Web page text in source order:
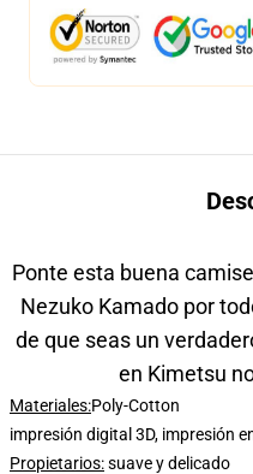
Ponte esta buena
Nezuko Kamado por
de que seas un
en Kimetsu
Materiales:Poly-Cotton
impresión digital 3D, impresión
Propietarios:suave y delicado